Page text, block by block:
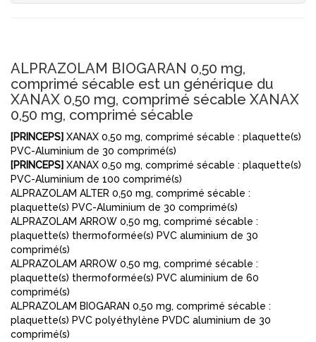
ALPRAZOLAM BIOGARAN 0,50 mg,
comprimé sécable est un générique du
XANAX 0,50 mg, comprimé sécable XANAX
0,50 mg, comprimé sécable
[PRINCEPS] XANAX 0,50 mg, comprimé sécable : plaquette(s)
PVC-Aluminium de 30 comprimé(s)
[PRINCEPS] XANAX 0,50 mg, comprimé sécable : plaquette(s)
PVC-Aluminium de 100 comprimé(s)
ALPRAZOLAM ALTER 0,50 mg, comprimé sécable :
plaquette(s) PVC-Aluminium de 30 comprimé(s)
ALPRAZOLAM ARROW 0,50 mg, comprimé sécable :
plaquette(s) thermoformée(s) PVC aluminium de 30
comprimé(s)
ALPRAZOLAM ARROW 0,50 mg, comprimé sécable :
plaquette(s) thermoformée(s) PVC aluminium de 60
comprimé(s)
ALPRAZOLAM BIOGARAN 0,50 mg, comprimé sécable :
plaquette(s) PVC polyéthylène PVDC aluminium de 30
comprimé(s)